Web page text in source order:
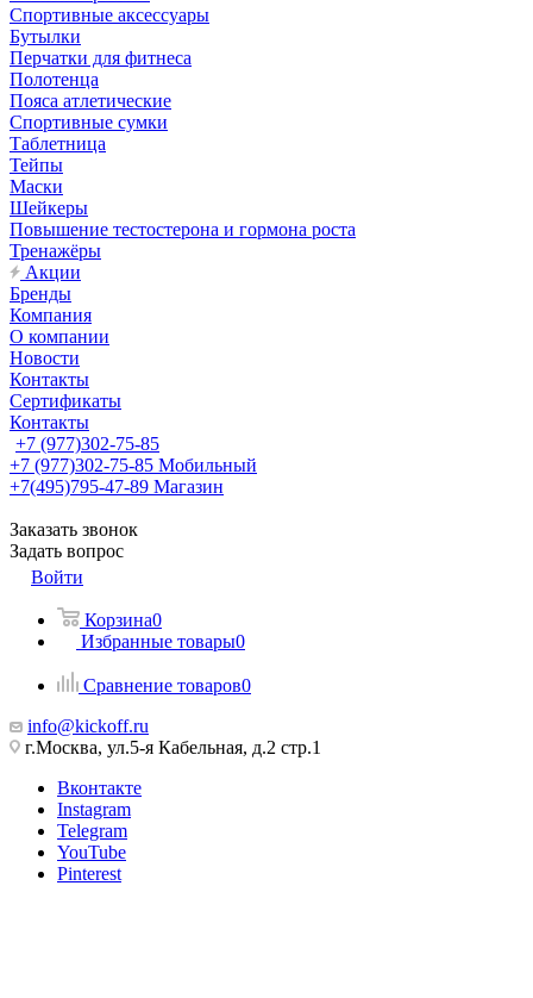
Спортивные аксессуары
Бутылки
Перчатки для фитнеса
Полотенца
Пояса атлетические
Спортивные сумки
Таблетница
Тейпы
Маски
Шейкеры
Повышение тестостерона и гормона роста
Тренажёры
Акции
Бренды
Компания
О компании
Новости
Контакты
Сертификаты
Контакты
+7 (977)302-75-85
+7 (977)302-75-85 Мобильный
+7(495)795-47-89 Магазин
Заказать звонок
Задать вопрос
Войти
Корзина0
Избранные товары0
Сравнение товаров0
info@kickoff.ru
г.Москва, ул.5-я Кабельная, д.2 стр.1
Вконтакте
Instagram
Telegram
YouTube
Pinterest